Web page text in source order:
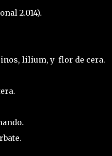
2.014).
lilium, y flor de cera.